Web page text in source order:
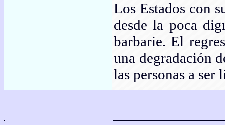
Los Estados con
desde la poca
barbarie. El
una degradación
las personas a ser